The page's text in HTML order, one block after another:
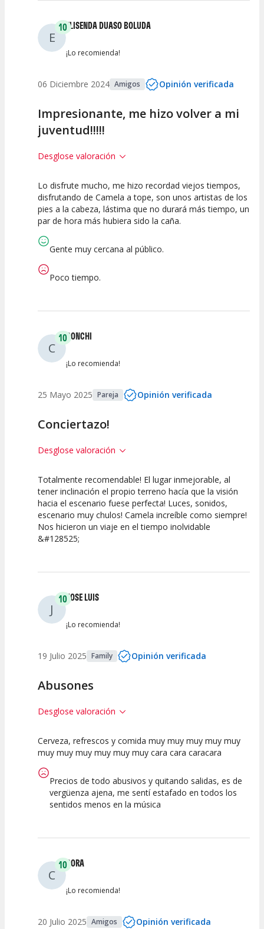
E
10ELISENDA DUASO BOLUDA
¡Lo recomienda!
06 Diciembre 2024 Amigos Opinión verificada
Impresionante, me hizo volver a mi
juventud!!!!!
Desglose valoración
10
Calidad del
Espectáculo
10
Puesta en
Escena
10
Interpretación
artística
Lo disfrute mucho, me hizo recordad viejos tiempos,
disfrutando de Camela a tope, son unos artistas de los
pies a la cabeza, lástima que no durará más tiempo, un
par de hora más hubiera sido la caña.
Gente muy cercana al público.
Poco tiempo.
C
10CONCHI
¡Lo recomienda!
25 Mayo 2025 Pareja Opinión verificada
Conciertazo!
Desglose valoración
10
Calidad del
Espectáculo
10
Puesta en
Escena
10
Interpretación
artística
Totalmente recomendable! El lugar inmejorable, al
tener inclinación el propio terreno hacía que la visión
hacia el escenario fuese perfecta! Luces, sonidos,
escenario muy chulos! Camela increíble como siempre!
Nos hicieron un viaje en el tiempo inolvidable
&#128525;
J
10JOSE LUIS
¡Lo recomienda!
19 Julio 2025 Family Opinión verificada
Abusones
Desglose valoración
10
Espectáculo
10
Escena
10
Cerveza, refrescos y comida muy muy muy muy muy
muy muy muy muy muy muy cara cara caracara
Precios de todo abusivos y quitando salidas, es de
vergüenza ajena, me sentí estafado en todos los
sentidos menos en la música
C
10CORA
¡Lo recomienda!
20 Julio 2025 Amigos Opinión verificada